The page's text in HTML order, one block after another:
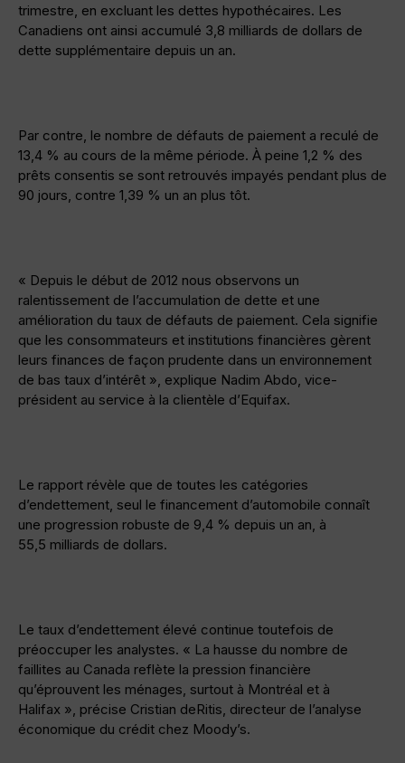
trimestre, en excluant les dettes hypothécaires. Les
Canadiens ont ainsi accumulé 3,8 milliards de dollars de
dette supplémentaire depuis un an.
Par contre, le nombre de défauts de paiement a reculé de
13,4 % au cours de la même période. À peine 1,2 % des
prêts consentis se sont retrouvés impayés pendant plus de
90 jours, contre 1,39 % un an plus tôt.
« Depuis le début de 2012 nous observons un
ralentissement de l’accumulation de dette et une
amélioration du taux de défauts de paiement. Cela signifie
que les consommateurs et institutions financières gèrent
leurs finances de façon prudente dans un environnement
de bas taux d’intérêt », explique Nadim Abdo, vice-
président au service à la clientèle d’Equifax.
Le rapport révèle que de toutes les catégories
d’endettement, seul le financement d’automobile connaît
une progression robuste de 9,4 % depuis un an, à
55,5 milliards de dollars.
Le taux d’endettement élevé continue toutefois de
préoccuper les analystes. « La hausse du nombre de
faillites au Canada reflète la pression financière
qu’éprouvent les ménages, surtout à Montréal et à
Halifax », précise Cristian deRitis, directeur de l’analyse
économique du crédit chez Moody’s.